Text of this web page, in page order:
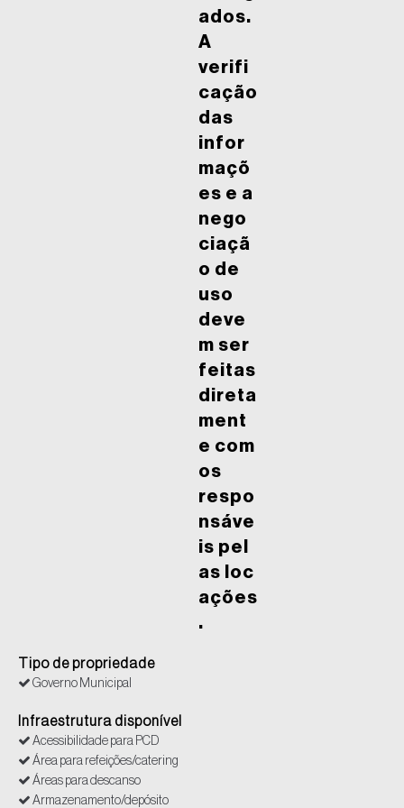
ados.
A
verifi
cação
das
infor
maçõ
es e a
nego
ciaçã
o de
uso
deve
m ser
feitas
direta
ment
e com
os
respo
nsáve
is pel
as loc
ações
.
Tipo de propriedade
Governo Municipal
Infraestrutura disponível
Acessibilidade para PCD
Área para refeições/catering
Áreas para descanso
Armazenamento/depósito